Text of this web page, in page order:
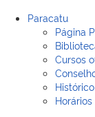
Paracatu
Página
Cursos
Histórico